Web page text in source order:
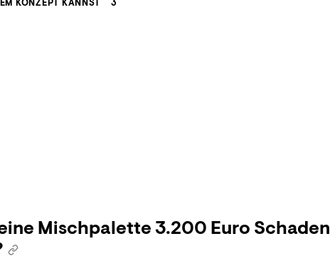
KONZEPT KANNST 3
Mischpalette 3.200 Euro Schaden